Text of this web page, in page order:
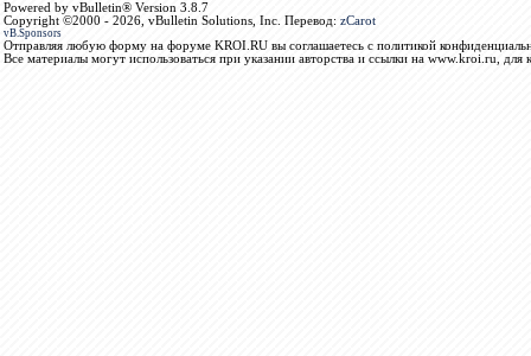
Powered by vBulletin® Version 3.8.7
Copyright ©2000 - 2026, vBulletin Solutions, Inc. Перевод: zCarot
vB.Sponsors
Отправляя любую форму на форуме KROI.RU вы соглашаетесь с политикой
Все материалы могут использоваться при указании авторства и ссылки на www.kroi.ru, для